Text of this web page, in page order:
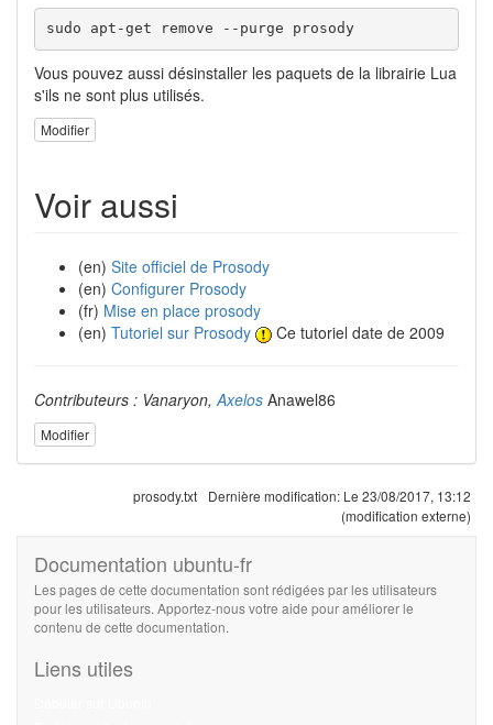
sudo apt-get remove --purge prosody
Vous pouvez aussi désinstaller les paquets de la librairie Lua
s'ils ne sont plus utilisés.
Modifier
Voir aussi
(en) Site officiel de Prosody
(en) Configurer Prosody
(fr) Mise en place prosody
(en) Tutoriel sur Prosody Ce tutoriel date de 2009
Contributeurs : Vanaryon, Axelos Anawel86
Modifier
prosody.txt Dernière modification: Le 23/08/2017, 13:12
(modification externe)
Documentation ubuntu-fr
Les pages de cette documentation sont rédigées par les utilisateurs
pour les utilisateurs. Apportez-nous votre aide pour améliorer le
contenu de cette documentation.
Liens utiles